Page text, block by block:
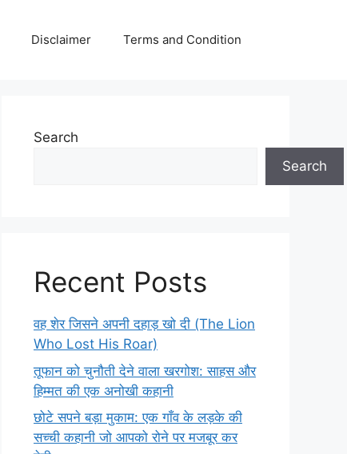
Disclaimer Terms and Condition
Search
Search
Recent Posts
वह शेर जिसने अपनी दहाड़ खो दी (The Lion
Who Lost His Roar)
तूफान को चुनौती देने वाला खरगोश: साहस और
हिम्मत की एक अनोखी कहानी
छोटे सपने बड़ा मुकाम: एक गाँव के लड़के की
सच्ची कहानी जो आपको रोने पर मजबूर कर